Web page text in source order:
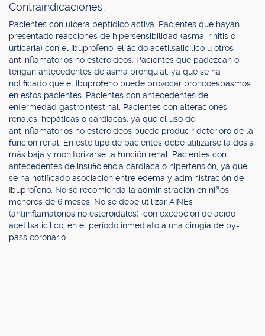
Contraindicaciones.
Pacientes con ulcera peptídico activa. Pacientes que hayan
presentado reacciones de hipersensibilidad (asma, rinitis o
urticaria) con el Ibuprofeno, el ácido acetilsalicílico u otros
antiinflamatorios no esteroideos. Pacientes que padezcan o
tengan antecedentes de asma bronquial, ya que se ha
notificado que el Ibuprofeno puede provocar broncoespasmos
en estos pacientes. Pacientes con antecedentes de
enfermedad gastrointestinal. Pacientes con alteraciones
renales, hepáticas o cardiacas, ya que el uso de
antiinflamatorios no esteroideos puede producir deterioro de la
función renal. En este tipo de pacientes debe utilizarse la dosis
más baja y monitorizarse la función renal. Pacientes con
antecedentes de insuficiencia cardiaca o hipertensión, ya que
se ha notificado asociación entre edema y administración de
Ibuprofeno. No se recomienda la administración en niños
menores de 6 meses. No se debe utilizar AINEs
(antiinflamatorios no esteroidales), con excepción de ácido
acetilsalicílico, en el período inmediato a una cirugía de by-
pass coronario.